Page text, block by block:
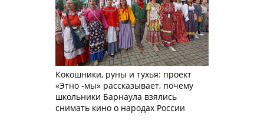
Кокошники, руны и тухья: проект
«Этно -мы» рассказывает, почему
школьники Барнаула взялись
снимать кино о народах России